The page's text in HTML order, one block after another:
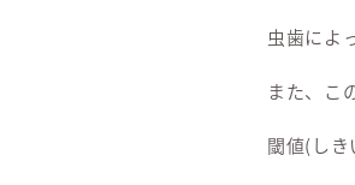
虫歯によ
また、こ
閾値(しき